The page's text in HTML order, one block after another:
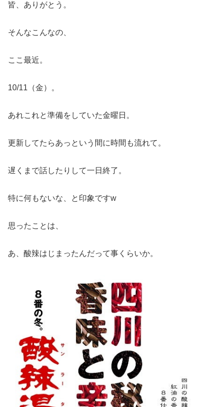
皆、ありがとう。
そんなこんなの、
ここ最近。
10/11（金）。
あれこれと準備をしていた金曜日。
更新してたらあっという間に時間も流れて。
遅くまで話したりして一日終了。
特に何もないな、と印象ですw
思ったことは、
あ、酸辣はじまったんだって事くらいか。